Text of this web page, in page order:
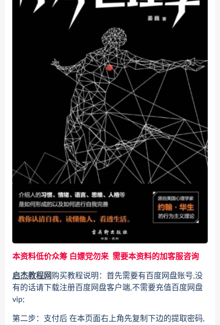
本资料低价众筹 白嫖党勿来 需要本资料的加客服咨询
启杰教程网购买教程说明：首先需要有百度网盘账号,没
有的话请下载注册百度网盘客户端,不需要充值百度网盘
vip;
第二步：支付后 在本页面右上角先复制下边的提取密码,